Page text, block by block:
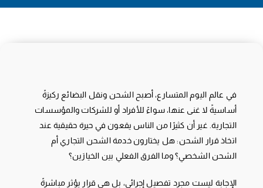
المدونة
في عالم اليوم المتسارع، أصبح الشحن ونقل البضائع ركيزةً
أساسيةً لا غنى عنها، سواءً للأفراد أو للشركات والمؤسسات
التجارية. غير أن كثيرًا من الناس يقعون في حيرة حقيقية عند
اتخاذ قرار الشحن: هل يختارون خدمة الشحن التجاري أم
الشحن الشخصي؟ وما الفرق الفعلي بين الخيارَين؟
الإجابة ليست مجرد تفصيل إجرائي، بل هي قرار يؤثر مباشرةً